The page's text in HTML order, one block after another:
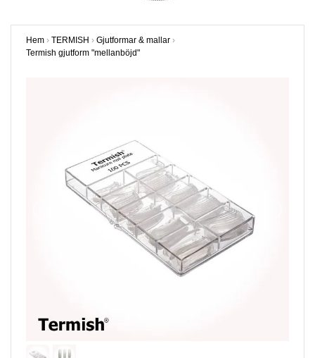
Hem › TERMISH › Gjutformar & mallar ›
Termish gjutform "mellanböjd"